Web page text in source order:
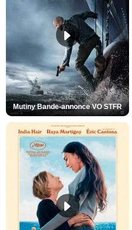
Mutiny Bande-annonce VO STFR